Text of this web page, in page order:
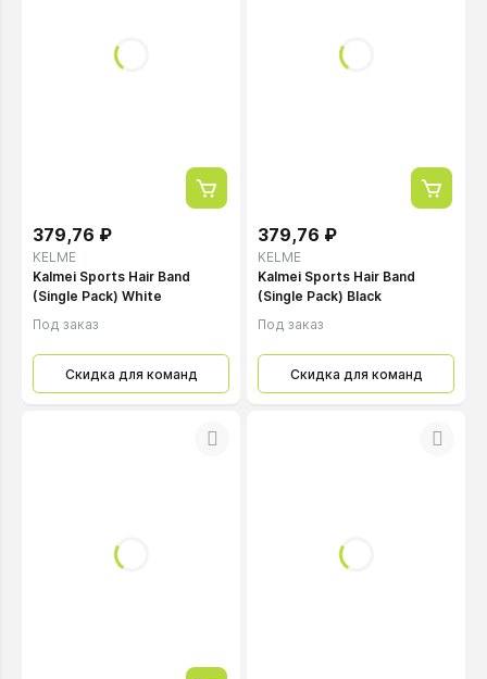
KELME
379,76 ₽
Kalmei Sports Hair Band
(Single Pack) White
Под заказ
Скидка для команд
KELME
379,76 ₽
Kalmei Sports Hair Band
(Single Pack) Black
Под заказ
Скидка для команд